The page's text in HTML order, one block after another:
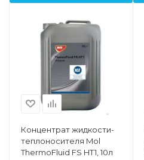
Концентрат жидкости-
теплоносителя Mol
ThermoFluid FS HT1, 10л